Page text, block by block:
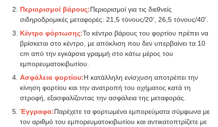
Περιορισμοί βάρους:Περιορισμοί για τις διεθνείς
σιδηροδρομικές μεταφορές: 21,5 τόνους/20', 26,5 τόνους/40'.
Κέντρο φόρτωσης:Το κέντρο βάρους του φορτίου πρέπει να
βρίσκεται στο κέντρο, με απόκλιση που δεν υπερβαίνει τα 10
cm από την εγκάρσια γραμμή στο κάτω μέρος του
εμπορευματοκιβωτίου.
Ασφάλεια φορτίου:Η κατάλληλη ενίσχυση αποτρέπει την
κίνηση φορτίου και την ανατροπή του οχήματος κατά τη
στροφή, εξασφαλίζοντας την ασφάλεια της μεταφοράς.
Έγγραφα:Παρέχετε τα φορτωμένα εμπορεύματα σύμφωνα με
τον αριθμό του εμπορευματοκιβωτίου και αντικατοπτρίζετε με